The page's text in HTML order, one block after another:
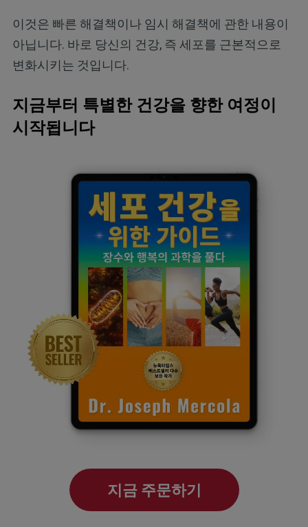
이것은 빠른 해결책이나 임시 해결책에 관한 내용이
아닙니다. 바로 당신의 건강, 즉 세포를 근본적으로
변화시키는 것입니다.
지금부터 특별한 건강을 향한 여정이
시작됩니다
지금 주문하기